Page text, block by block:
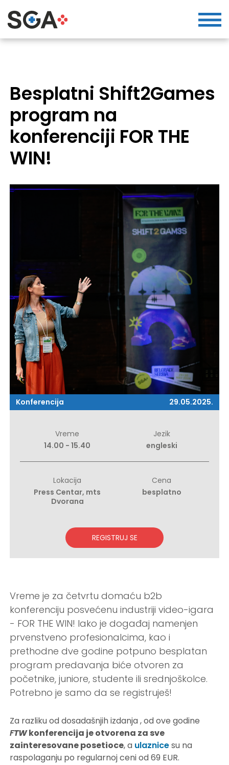
Besplatni Shift2Games
program na
konferenciji FOR THE
WIN!
Konferencija 29.05.2025.
Vreme
14.00 - 15.40
Jezik
engleski
Lokacija
Press Centar, mts
Dvorana
Cena
besplatno
REGISTRUJ SE
Vreme je za četvrtu domaću b2b
konferenciju posvećenu industriji video-igara
- FOR THE WIN! Iako je događaj namenjen
prvenstveno profesionalcima, kao i
prethodne dve godine potpuno besplatan
program predavanja biće otvoren za
početnike, juniore, studente ili srednjoškolce.
Potrebno je samo da se registruješ!
Za razliku od dosadašnjih izdanja , od ove godine
FTWkonferencija je otvorena za sve
zainteresovane posetioce, a ulaznicesu na
raspolaganju po regularnoj ceni od 69 EUR.